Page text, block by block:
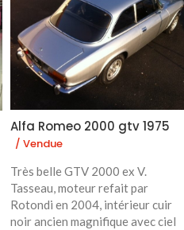
Alfa Romeo 2000 gtv 1975
/ Vendue
Très belle GTV 2000 ex V.
Tasseau, moteur refait par
Rotondi en 2004, intérieur cuir
noir ancien magnifique avec ciel